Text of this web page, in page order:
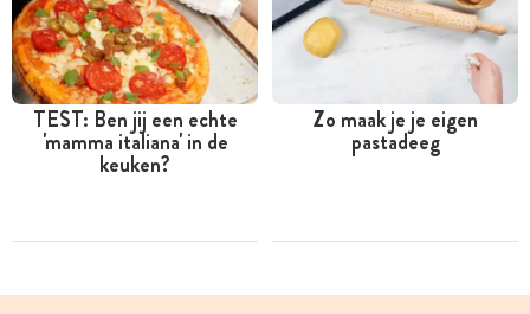
TEST: Ben jij een echte
'mamma italiana' in de
keuken?
Zo maak je je eigen
pastadeeg